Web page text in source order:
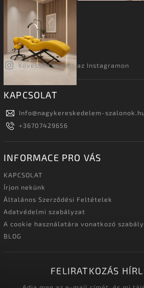
Kövessen minket az Instagramon
KAPCSOLAT
Info@nagykereskedelem-
+36707429656
INFORMACE PRO VÁS
KAPCSOLAT
Írjon nekünk
Általános Szerződési Feltételek
Adatvédelmi szabályzat
A cookie használatára vonatkozó
BLOG
FELIRATKOZÁS